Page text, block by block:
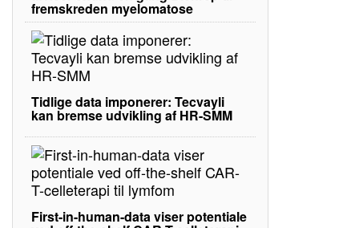
fremskreden myelomatose
Tidlige data imponerer: Tecvayli
kan bremse udvikling af HR-SMM
First-in-human-data viser potentiale